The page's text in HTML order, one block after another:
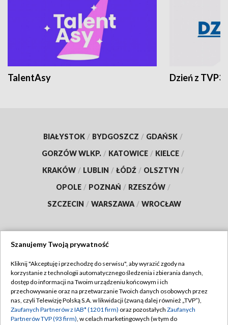
TalentAsy Dzień z TVP3
BIAŁYSTOK / BYDGOSZCZ / GDAŃSK /
GORZÓW WLKP. / KATOWICE / KIELCE /
KRAKÓW / LUBLIN / ŁÓDŹ / OLSZTYN /
OPOLE / POZNAŃ / RZESZÓW /
SZCZECIN / WARSZAWA / WROCŁAW
TVP
Abonament TVP
Emisja w TVP
Regulamin TVP
Polityka prywatności
Szanujemy Twoją prywatność
Kliknij "Akceptuję i przechodzę do serwisu", aby wyrazić zgody na
korzystanie z technologii automatycznego śledzenia i zbierania danych,
dostęp do informacji na Twoim urządzeniu końcowym i ich
przechowywanie oraz na przetwarzanie Twoich danych osobowych przez
nas, czyli Telewizję Polską S.A. w likwidacji (zwaną dalej również „TVP”),
Zaufanych Partnerów z IAB* (1201 firm) oraz pozostałych Zaufanych
Partnerów TVP (93 firm), w celach marketingowych (w tym do